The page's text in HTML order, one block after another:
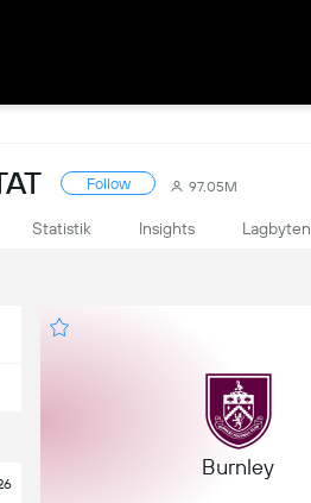
Follow 97.05M
Statistik Insights Lagbyten
Burnley